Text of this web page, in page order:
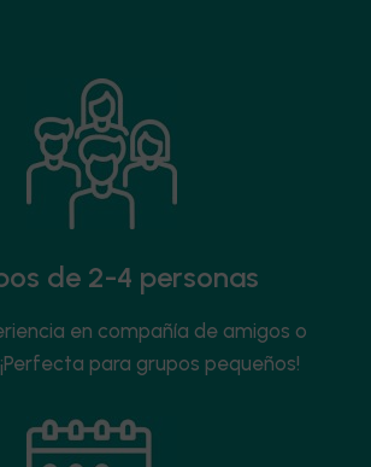
de 2-4 personas
en compañía de amigos o
para grupos pequeños!